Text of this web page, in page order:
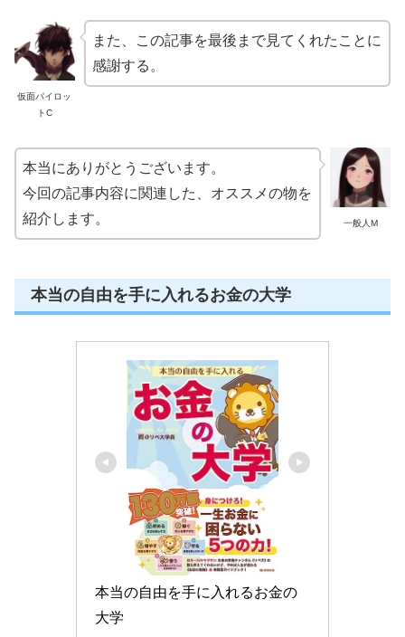
仮面パイロッ
トC
また、この記事を最後まで見てくれたことに
感謝する。
一般人M
本当にありがとうございます。
今回の記事内容に関連した、オススメの物を
紹介します。
本当の自由を手に入れるお金の大学
本当の自由を手に入れるお金の
大学